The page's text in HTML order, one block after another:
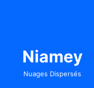
Niamey
Nuages Dispersés